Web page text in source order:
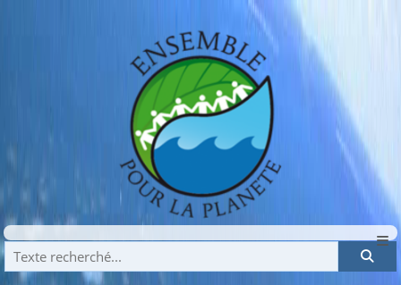
Recherche